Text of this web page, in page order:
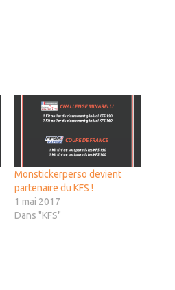
Monstickerperso devient
partenaire du KFS !
1 mai 2017
Dans "KFS"